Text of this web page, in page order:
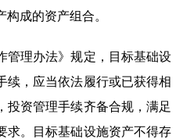
成的资产组合。
管理办法》规定，目标基础设
续，应当依法履行或已获得相
投资管理手续齐备合规，满足
求。目标基础设施资产不得存